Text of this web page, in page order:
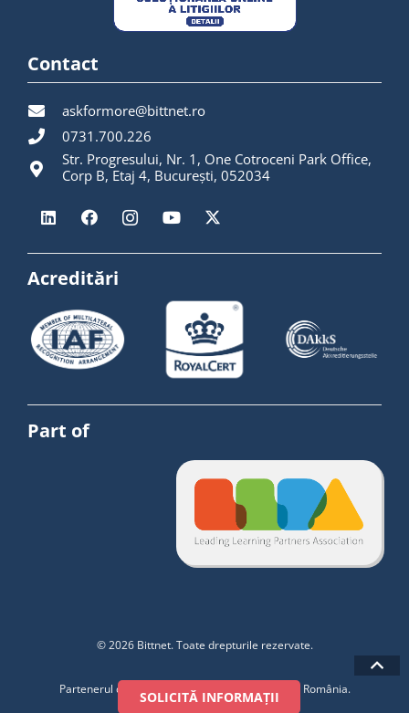
SOLICITĂ INFORMAȚII
Contact
askformore@bittnet.ro
0731.700.226
Str. Progresului, Nr. 1, One Cotroceni Park Office,
Corp B, Etaj 4, București, 052034
Acreditări
Part of
© 2026 Bittnet. Toate drepturile rezervate.
Partenerul de training pentru industria de IT din România.